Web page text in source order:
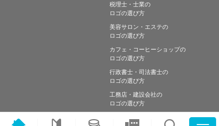
税理士・士業の
ロゴの選び方
美容サロン・エステの
ロゴの選び方
カフェ・コーヒーショップの
ロゴの選び方
行政書士・司法書士の
ロゴの選び方
工務店・建設会社の
ロゴの選び方